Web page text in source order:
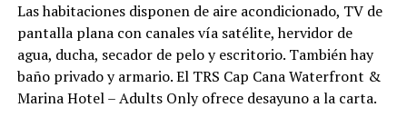
Las habitaciones disponen de aire acondicionado, TV de
pantalla plana con canales vía satélite, hervidor de
agua, ducha, secador de pelo y escritorio. También hay
baño privado y armario. El TRS Cap Cana Waterfront &
Marina Hotel – Adults Only ofrece desayuno a la carta.